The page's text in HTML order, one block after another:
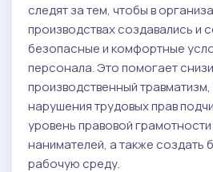
следят за тем, чтобы в
производствах создавались и
безопасные и комфортные
персонала. Это помогает
производственный травматизм,
нарушения трудовых прав
уровень правовой
нанимателей, а также создать
рабочую среду.